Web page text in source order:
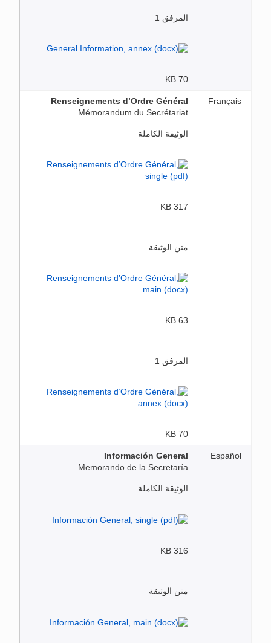
المرفق 1
70 KB
Français
Renseignements d’Ordre Général
Mémorandum du Secrétariat
الوثيقة الكاملة
317 KB
متن الوثيقة
63 KB
المرفق 1
70 KB
Español
Información General
Memorando de la Secretaría
الوثيقة الكاملة
316 KB
متن الوثيقة